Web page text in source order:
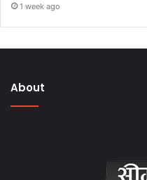
1 week ago
About